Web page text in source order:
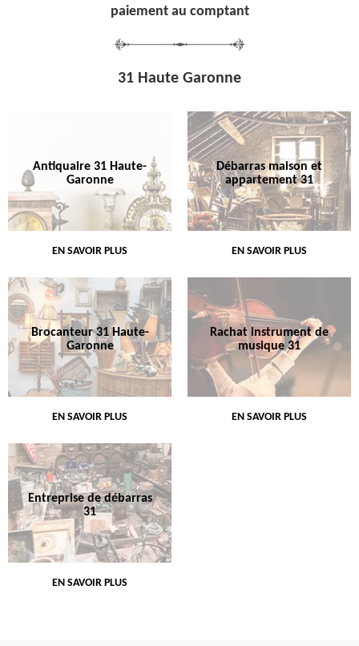
paiement au comptant
31 Haute Garonne
Antiquaire 31 Haute-
Garonne
EN SAVOIR PLUS
Débarras maison et
appartement 31
EN SAVOIR PLUS
Brocanteur 31 Haute-
Garonne
EN SAVOIR PLUS
Rachat instrument de
musique 31
EN SAVOIR PLUS
Entreprise de débarras
31
EN SAVOIR PLUS